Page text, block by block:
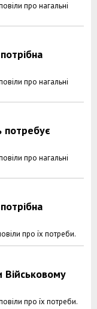
про нагальні
про нагальні
потребує
про нагальні
про їх потреби.
Військовому
про їх потреби.